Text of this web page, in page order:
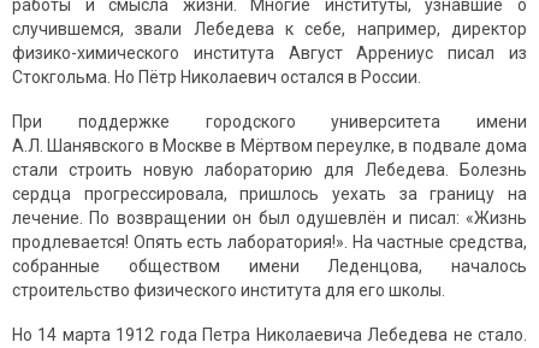
работы и смысла жизни. Многие институты, узнавшие о
случившемся, звали Лебедева к себе, например, директор
физико-химического института Август Аррениус писал из
Стокгольма. Но Пётр Николаевич остался в России.
При поддержке городского университета имени
А.Л. Шанявского в Москве в Мёртвом переулке, в подвале дома
стали строить новую лабораторию для Лебедева. Болезнь
сердца прогрессировала, пришлось уехать за границу на
лечение. По возвращении он был одушевлён и писал: «Жизнь
продлевается! Опять есть лаборатория!». На частные средства,
собранные обществом имени Леденцова, началось
строительство физического института для его школы.
Но 14 марта 1912 года Петра Николаевича Лебедева не стало.